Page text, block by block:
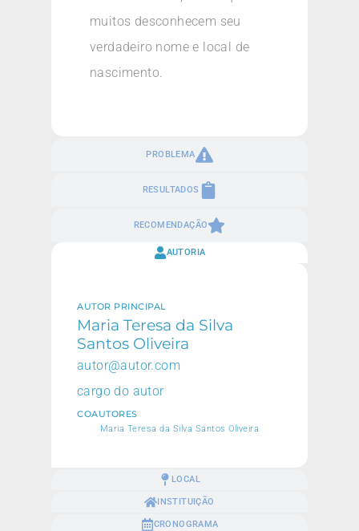
PROBLEMA
RESULTADOS
RECOMENDAÇÃO
muitos desconhecem seu
verdadeiro nome e local de
nascimento.
AUTORIA
LOCAL
INSTITUIÇÃO
CRONOGRAMA
AUTOR PRINCIPAL
Maria Teresa da Silva
Santos Oliveira
autor@autor.com
cargo do autor
COAUTORES
Maria Teresa da Silva Santos Oliveira